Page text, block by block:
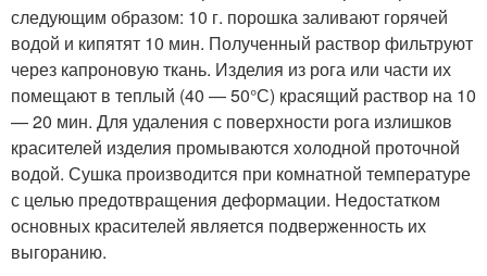
следующим образом: 10 г. порошка заливают горячей
водой и кипятят 10 мин. Полученный раствор фильтруют
через капроновую ткань. Изделия из рога или части их
помещают в теплый (40 — 50°С) красящий раствор на 10
— 20 мин. Для удаления с поверхности рога излишков
красителей изделия промываются холодной проточной
водой. Сушка производится при комнатной температуре
с целью предотвращения деформации. Недостатком
основных красителей является подверженность их
выгоранию.